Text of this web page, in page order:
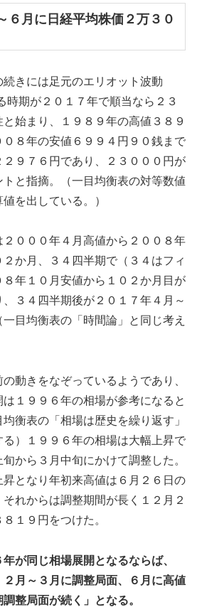
６月に日経平均株価２万３０
きには足元のエリオット波動
時期が２０１７年で順当なら２３
始まり、１９８９年の高値３８９
０８年の安値６９９４円９０銭まで
９７６円であり、２３０００円が
と指摘。（一目均衡表の対等数値
を出している。）
０００年４月高値から２００８年
か月、３４四半期で（３４はフィ
年１０月安値から１０２か月目が
３４四半期後が２０１７年４月～
目均衡表の「時間論」と同じ考え
動きをなぞっているようであり、
１９９６年の相場が参考になると
衡表の「相場は歴史を繰り返す」
）１９９６年の相場は大幅上昇で
から３月中旬にかけて調整した。
となり年初来高値は６月２６日の
れからは調整期間が長く１２月２
１９円をつけた。
が同じ相場展開となるならば、
２月～３月に調整局面、６月に高値
整局面が続く」となる。